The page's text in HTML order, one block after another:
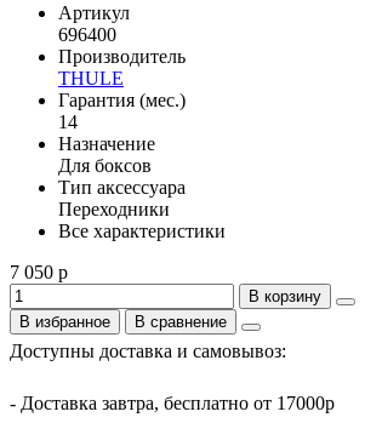
Артикул
696400
Производитель
THULE
Гарантия (мес.)
14
Назначение
Для боксов
Тип аксессуара
Переходники
Все характеристики
7 050 р
В корзину
В избранное
В сравнение
Доступны доставка и самовывоз:
- Доставка завтра, бесплатно от 17000р